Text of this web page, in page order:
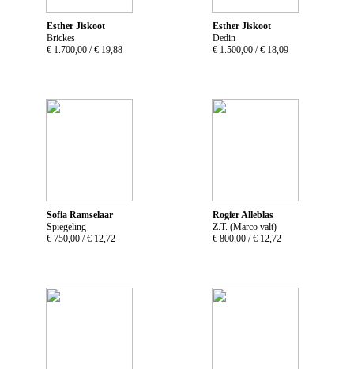
Esther Jiskoot
Brickes
€ 1.700,00 / € 19,88
Esther Jiskoot
Dedin
€ 1.500,00 / € 18,09
Sofia Ramselaar
Spiegeling
€ 750,00 / € 12,72
Rogier Alleblas
Z.T. (Marco valt)
€ 800,00 / € 12,72